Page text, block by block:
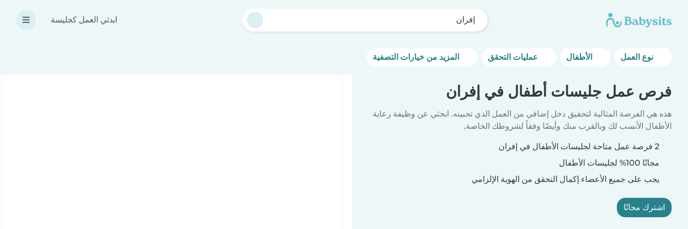
إفران ابدئي العمل كجليسة
الأطفال
فرص عمل جليسات أطفال في إفران
هذه هي الفرصة المثالية لتحقيق دخل إضافي من العمل الذي تحبينه. ابحثي عن وظيفة رعاية
الأطفال الأنسب لك وبالقرب منك وأيضًا وفقاً لشروطك الخاصة.
2 فرصة عمل متاحة لجليسات الأطفال في إفران
مجانًا 100% لجليسات الأطفال
يجب على جميع الأعضاء إكمال التحقق من الهوية الإلزامي
اشترك مجانًا